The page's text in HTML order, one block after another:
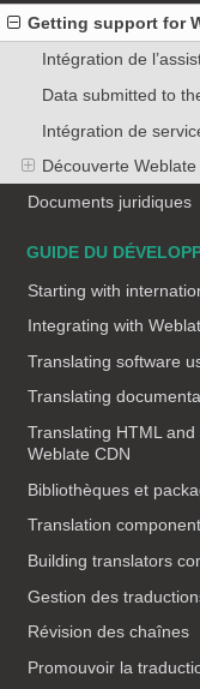
Getting support for
Intégration de
Data submitted to
Intégration de
Découverte Weblate
Documents juridiques
GUIDE DU
Starting with
Integrating with
Translating software
Translating
Translating HTML
Weblate CDN
Bibliothèques et
Translation
Building translators
Gestion des
Révision des chaînes
Promouvoir la